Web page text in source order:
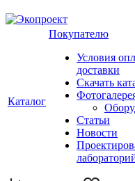
Каталог
Покупателю
Условия
доставки
Скачать
Статьи
Новости